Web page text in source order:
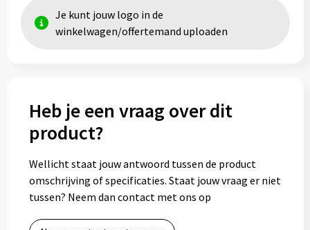
Je kunt jouw logo in de
winkelwagen/offertemand uploaden
Heb je een vraag over dit
product?
Wellicht staat jouw antwoord tussen de product
omschrijving of specificaties. Staat jouw vraag er niet
tussen? Neem dan contact met ons op